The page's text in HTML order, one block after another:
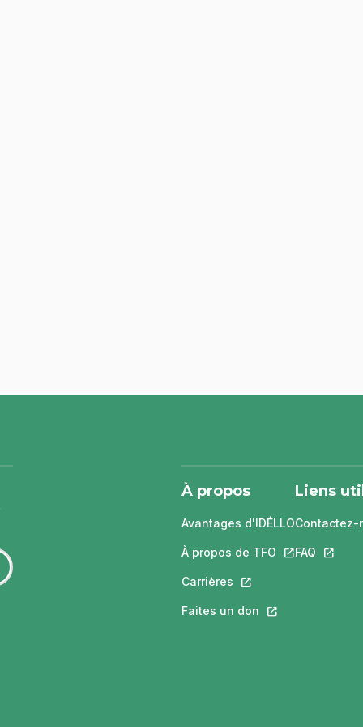
À propos
Avantages d'IDÉLLO
À propos de TFO Ce lien
Carrières Ce lien s'ouvrira
Faites un don Ce lien s'ouvrira
Liens
Contactez-
FAQ Ce